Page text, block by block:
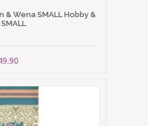
& Wena SMALL Hobby &